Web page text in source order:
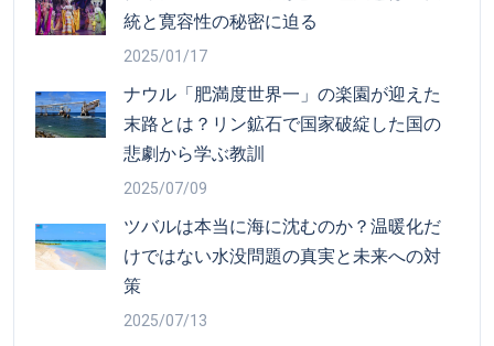
統と寛容性の秘密に迫る
2025/01/17
ナウル「肥満度世界一」の楽園が迎えた
末路とは？リン鉱石で国家破綻した国の
悲劇から学ぶ教訓
2025/07/09
ツバルは本当に海に沈むのか？温暖化だ
けではない水没問題の真実と未来への対
策
2025/07/13